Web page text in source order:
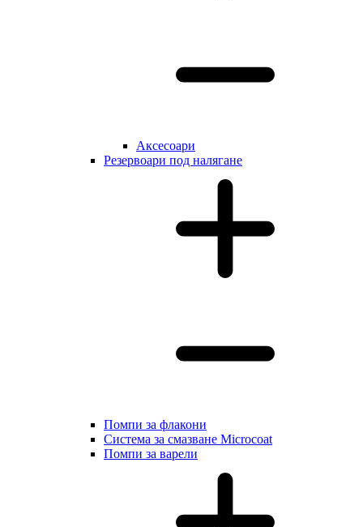
Аксесоари
Резервоари под налягане
Помпи за флакони
Система за смазване Microcoat
Помпи за варели